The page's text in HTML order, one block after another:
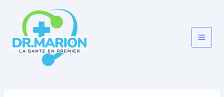
contenu